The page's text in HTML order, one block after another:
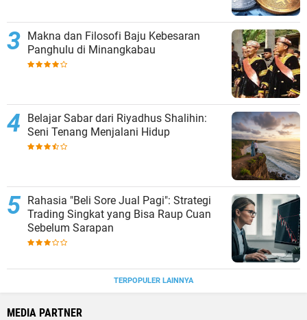
Makna dan Filosofi Baju Kebesaran
Panghulu di Minangkabau
Belajar Sabar dari Riyadhus Shalihin:
Seni Tenang Menjalani Hidup
Rahasia "Beli Sore Jual Pagi": Strategi
Trading Singkat yang Bisa Raup Cuan
Sebelum Sarapan
TERPOPULER LAINNYA
MEDIA PARTNER